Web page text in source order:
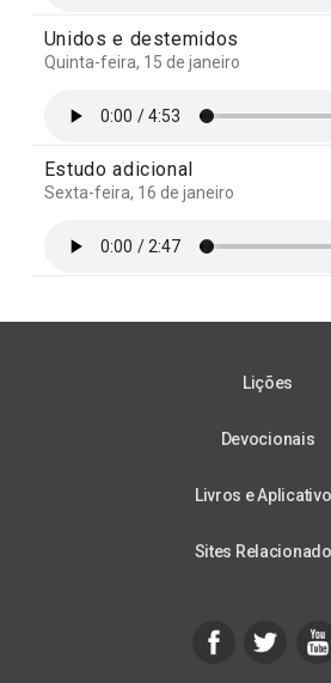
Unidos e destemidos
Quinta-feira, 15 de janeiro
Estudo adicional
Sexta-feira, 16 de janeiro
Lições
Devocionais
Livros e
Sites